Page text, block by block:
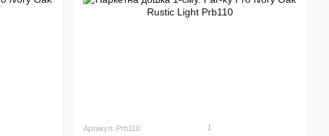
Артикул: Prb110 1